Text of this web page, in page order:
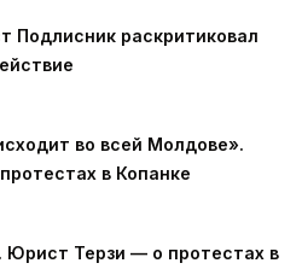
Подлисник раскритиковал
во всей Молдове».
в Копанке
Терзи — о протестах в